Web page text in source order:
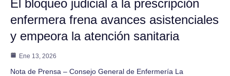
El bloqueo judicial a la prescripción
enfermera frena avances asistenciales
y empeora la atención sanitaria
Ene 13, 2026
Nota de Prensa – Consejo General de Enfermería La